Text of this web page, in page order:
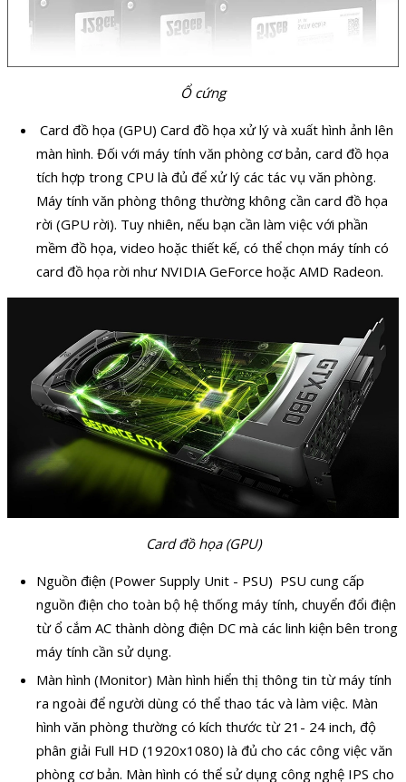
Ổ cứng
Card đồ họa (GPU) Card đồ họa xử lý và xuất hình ảnh lên
màn hình. Đối với máy tính văn phòng cơ bản, card đồ họa
tích hợp trong CPU là đủ để xử lý các tác vụ văn phòng.
Máy tính văn phòng thông thường không cần card đồ họa
rời (GPU rời). Tuy nhiên, nếu bạn cần làm việc với phần
mềm đồ họa, video hoặc thiết kế, có thể chọn máy tính có
card đồ họa rời như NVIDIA GeForce hoặc AMD Radeon.
Card đồ họa (GPU)
Nguồn điện (Power Supply Unit - PSU) PSU cung cấp
nguồn điện cho toàn bộ hệ thống máy tính, chuyển đổi điện
từ ổ cắm AC thành dòng điện DC mà các linh kiện bên trong
máy tính cần sử dụng.
Màn hình (Monitor) Màn hình hiển thị thông tin từ máy tính
ra ngoài để người dùng có thể thao tác và làm việc. Màn
hình văn phòng thường có kích thước từ 21- 24 inch, độ
phân giải Full HD (1920x1080) là đủ cho các công việc văn
phòng cơ bản. Màn hình có thể sử dụng công nghệ IPS cho